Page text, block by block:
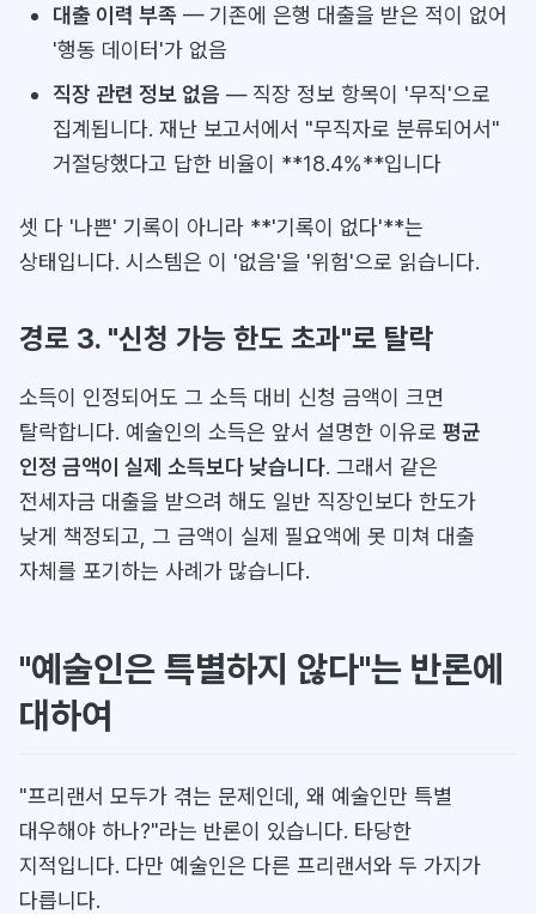
대출 이력 부족— 기존에 은행 대출을 받은 적이 없어
'행동 데이터'가 없음
직장 관련 정보 없음 — 직장 정보 항목이 '무직'으로
집계됩니다. 재난 보고서에서 "무직자로 분류되어서"
거절당했다고 답한 비율이 **18.4%**입니다
셋 다 '나쁜' 기록이 아니라 **'기록이 없다'**는
상태입니다. 시스템은 이 '없음'을 '위험'으로 읽습니다.
경로 3. "신청 가능 한도 초과"로 탈락
소득이 인정되어도 그 소득 대비 신청 금액이 크면
탈락합니다. 예술인의 소득은 앞서 설명한 이유로 평균
인정 금액이 실제 소득보다 낮습니다. 그래서 같은
전세자금 대출을 받으려 해도 일반 직장인보다 한도가
낮게 책정되고, 그 금액이 실제 필요액에 못 미쳐 대출
자체를 포기하는 사례가 많습니다.
"예술인은 특별하지 않다"는 반론에
대하여
"프리랜서 모두가 겪는 문제인데, 왜 예술인만 특별
대우해야 하나?"라는 반론이 있습니다. 타당한
지적입니다. 다만 예술인은 다른 프리랜서와 두 가지가
다릅니다.